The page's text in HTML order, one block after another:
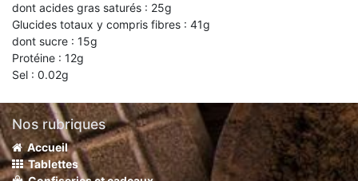
dont acides gras saturés : 25g
Glucides totaux y compris fibres : 41g
dont sucre : 15g
Protéine : 12g
Sel : 0.02g
Nos rubriques
Accueil
Tablettes